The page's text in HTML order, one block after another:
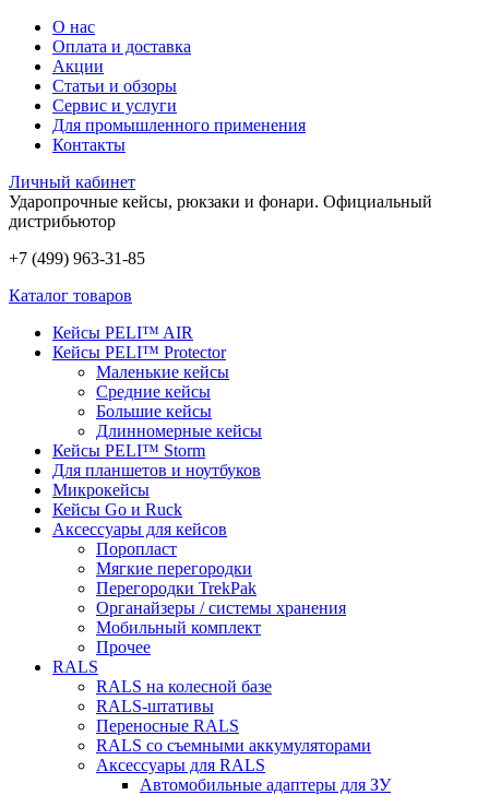
О нас
Оплата и доставка
Акции
Статьи и обзоры
Сервис и услуги
Для промышленного применения
Контакты
Личный кабинет
Ударопрочные кейсы, рюкзаки и фонари. Официальный
дистрибьютор
+7 (499) 963-31-85
Каталог товаров
Кейсы PELI™ AIR
Кейсы PELI™ Protector
Маленькие кейсы
Средние кейсы
Большие кейсы
Длинномерные кейсы
Кейсы PELI™ Storm
Для планшетов и ноутбуков
Микрокейсы
Кейсы Go и Ruck
Аксессуары для кейсов
Поропласт
Мягкие перегородки
Перегородки TrekPak
Органайзеры / системы хранения
Мобильный комплект
Прочее
RALS
RALS на колесной базе
RALS-штативы
Переносные RALS
RALS со съемными аккумуляторами
Аксессуары для RALS
Автомобильные адаптеры для ЗУ